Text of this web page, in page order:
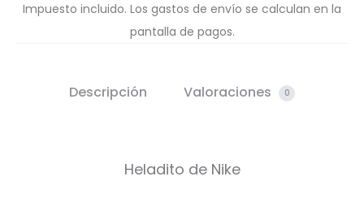
Impuesto incluido. Los gastos de envío se calculan en la
pantalla de pagos.
Descripción Valoraciones 0
Heladito de Nike